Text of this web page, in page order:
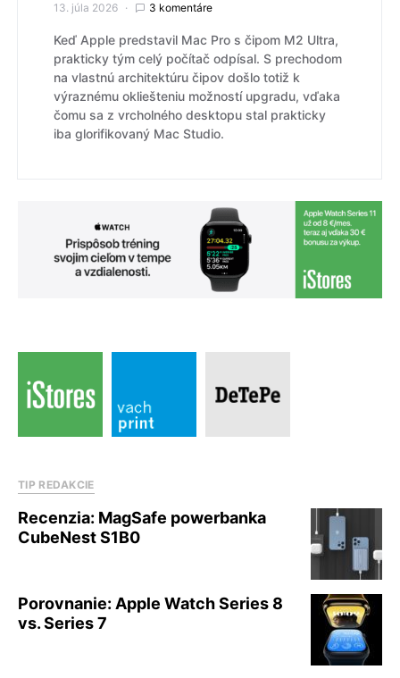
13. júla 2026 3 komentáre
Keď Apple predstavil Mac Pro s čipom M2 Ultra,
prakticky tým celý počítač odpísal. S prechodom
na vlastnú architektúru čipov došlo totiž k
výraznému okliešteniu možností upgradu, vďaka
čomu sa z vrcholného desktopu stal prakticky
iba glorifikovaný Mac Studio.
TIP REDAKCIE
Recenzia: MagSafe powerbanka
CubeNest S1B0
Porovnanie: Apple Watch Series 8
vs. Series 7